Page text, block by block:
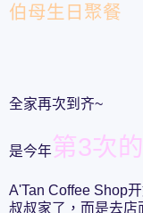
伯母生日聚餐
全家再次到齐~
是今年第3次
A'Tan Coffee Shop
叔叔家了，而是去店